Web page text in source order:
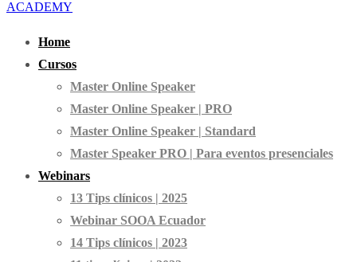
Home
Cursos
Master Online Speaker
Master Online Speaker | PRO
Master Online Speaker | Standard
Master Speaker PRO | Para eventos presenciales
Webinars
13 Tips clínicos | 2025
Webinar SOOA Ecuador
14 Tips clínicos | 2023